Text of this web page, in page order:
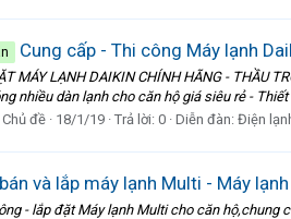
Cung cấp - Thi công Máy lạnh
MÁY LẠNH DAIKIN CHÍNH HÃNG - THẦU
nhiều dàn lạnh cho căn hộ giá siêu rẻ -
Chủ đề 18/1/19 Trả lời: 0 Diễn đàn: Điện
và lắp máy lạnh Multi - Máy
- lắp đặt Máy lạnh Multi cho căn